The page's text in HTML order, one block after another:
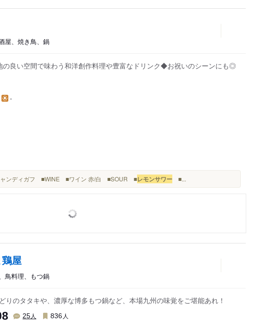
屋、焼き鳥、鍋
の良い空間で味わう和洋創作料理や豊富なドリンク◆お祝いのシーンにも◎
-
ャンディガフ ■WINE ■ワイン 赤/白 ■SOUR ■レモンサワー ■...
屋
鳥料理、もつ鍋
りのタタキや、濃厚な博多もつ鍋など、本場九州の味覚をご堪能あれ！
25人 836 人